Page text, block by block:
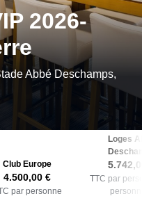
2026-
Abbé Deschamps,
Club Europe
4.500,00 €
par personne
Loges
TTC par